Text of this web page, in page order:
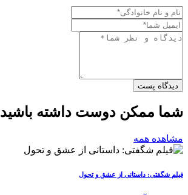
دیدگاه پست
شما ممکن دوست داشته باشید
مشاهده همه
فیلم شگفتی: داستانی از عشق و تحول